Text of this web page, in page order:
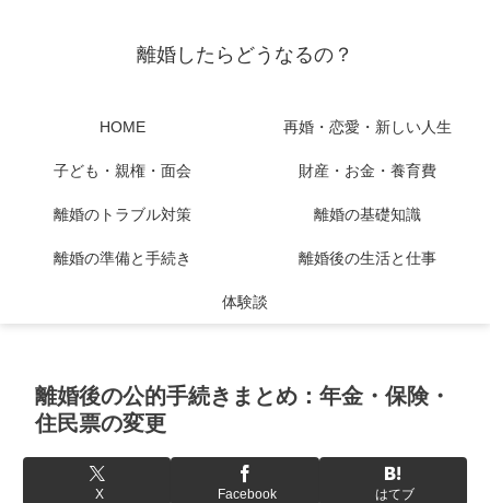
離婚したらどうなるの？
HOME 再婚・恋愛・新しい人生
子ども・親権・面会 財産・お金・養育費
離婚のトラブル対策 離婚の基礎知識
離婚の準備と手続き 離婚後の生活と仕事
体験談
離婚後の公的手続きまとめ：年金・保険・
住民票の変更
X Facebook はてブ